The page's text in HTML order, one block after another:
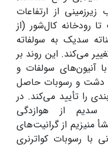
از ارتفاعات
کال‌شور (از
از بی‌ کربناته سدیک به سولفاته
می‌کند. این روند بر
آنیون‌های سولفات و
دشت و رسوبات حاصل
را تأیید می‌کند. در
سدیم از هوازدگی
منیزیم از گرانیت‌های
با رسوبات کواترنری